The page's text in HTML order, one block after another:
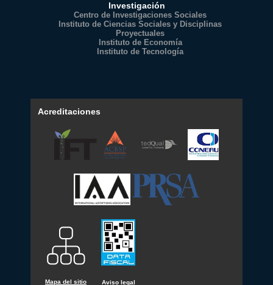
Investigación
Centro de Investigaciones Sociales
Instituto de Ciencias Sociales y Disciplinas
Proyectuales
Instituto de Economía
Instituto de Tecnología
Acreditaciones
Mapa del sitio Aviso legal